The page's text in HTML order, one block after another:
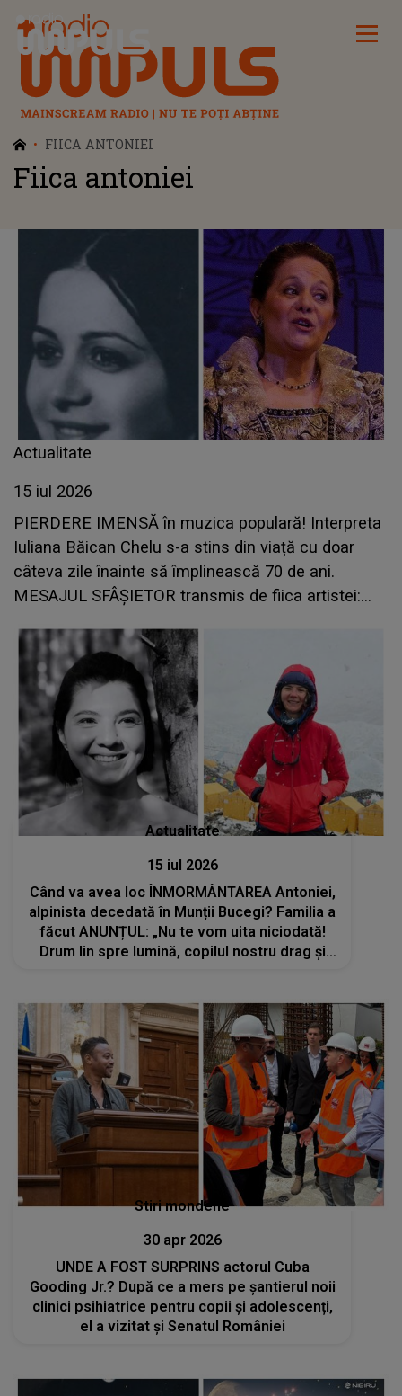
Radio Impuls
FIICA ANTONIEI
Fiica antoniei
Actualitate
15 iul 2026
PIERDERE IMENSĂ în muzica populară! Interpreta
Iuliana Băican Chelu s-a stins din viață cu doar
câteva zile înainte să împlinească 70 de ani.
MESAJUL SFÂȘIETOR transmis de fiica artistei:
Actualitate
15 iul 2026
Când va avea loc ÎNMORMÂNTAREA Antoniei,
alpinista decedată în Munții Bucegi? Familia a
făcut ANUNȚUL: „Nu te vom uita niciodată!
Drum lin spre lumină, copilul nostru drag și
Stiri mondene
30 apr 2026
UNDE A FOST SURPRINS actorul Cuba
Gooding Jr.? După ce a mers pe șantierul noii
clinici psihiatrice pentru copii și adolescenți,
el a vizitat și Senatul României